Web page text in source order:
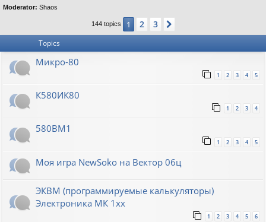
s
Moderator: Shaos
144 topics 1 2 3
Topics
Микро-80
1 2 3 4 5
К580ИК80
1 2 3 4
580ВМ1
1 2 3 4 5
Моя игра NewSoko на Вектор 06ц
ЭКВМ (программируемые калькуляторы)
Электроника МК 1хх
1 2 3 4 5 6